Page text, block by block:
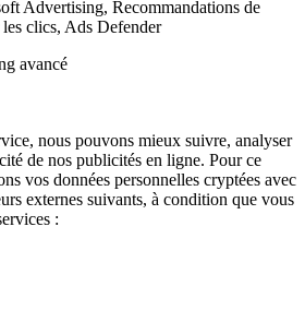
Advertising, Recommandations de
les clics, Ads Defender
avancé
nous pouvons mieux suivre, analyser
de nos publicités en ligne. Pour ce
vos données personnelles cryptées avec
externes suivants, à condition que vous
: